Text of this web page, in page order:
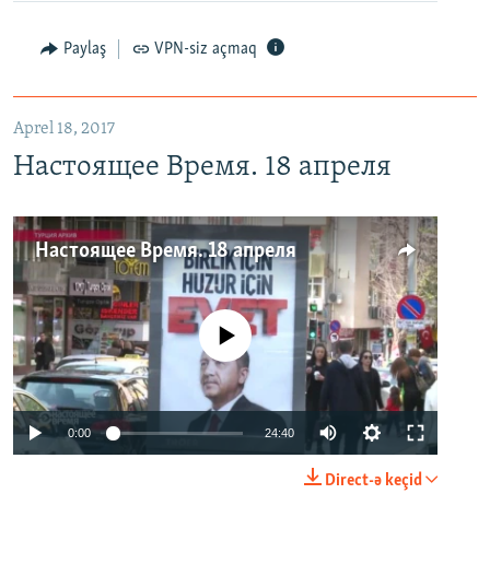
Paylaş VPN-siz açmaq
Aprel 18, 2017
Настоящее Время. 18 апреля
Настоящее Время. 18 апреля
No media source currently available
0:00 24:40
Direct-ə keçid